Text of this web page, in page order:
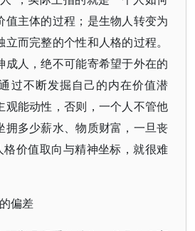
值主体的过程；是生物人转变为
而完整的个性和人格的过程。
成人，绝不可能寄希望于外在的
过不断发掘自己的内在价值潜
观能动性，否则，一个人不管他
拥多少薪水、物质财富，一旦丧
格价值取向与精神坐标，就很难
偏差